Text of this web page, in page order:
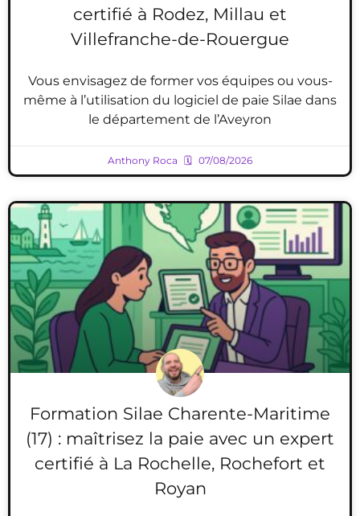
certifié à Rodez, Millau et
Villefranche-de-Rouergue
Vous envisagez de former vos équipes ou vous-
même à l’utilisation du logiciel de paie Silae dans
le département de l’Aveyron
Anthony Roca 07/08/2026
Formation Silae Charente-Maritime
(17) : maîtrisez la paie avec un expert
certifié à La Rochelle, Rochefort et
Royan